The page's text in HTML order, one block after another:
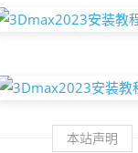
本站声明